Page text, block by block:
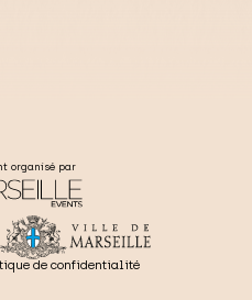
organisé par
de confidentialité